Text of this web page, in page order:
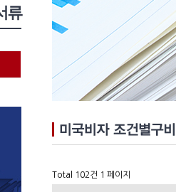
Total 102건 1 페이지